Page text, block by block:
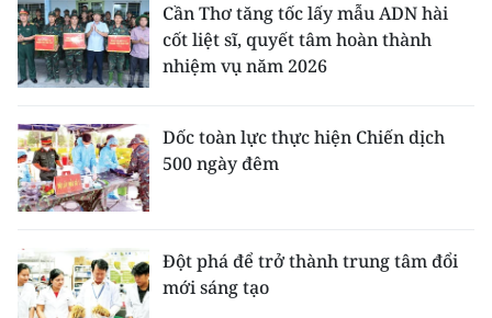
Cần Thơ tăng tốc lấy mẫu ADN hài
cốt liệt sĩ, quyết tâm hoàn thành
nhiệm vụ năm 2026
Dốc toàn lực thực hiện Chiến dịch
500 ngày đêm
Đột phá để trở thành trung tâm đổi
mới sáng tạo